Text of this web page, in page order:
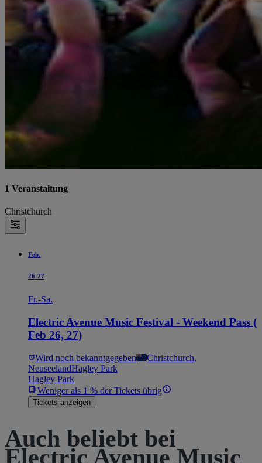
1 Veranstaltung
Christchurch
Feb.
26-27
Fr.-Sa.
Electric Avenue Music Festival - Weekend Pass (
Feb 26, 27)
Wird noch bekanntgegeben
Christchurch,
NeuseelandHagley Park
Hagley Park
Weniger als 1 % der Tickets übrig
Tickets anzeigen
Auch beliebt bei
Electric Avenue Music